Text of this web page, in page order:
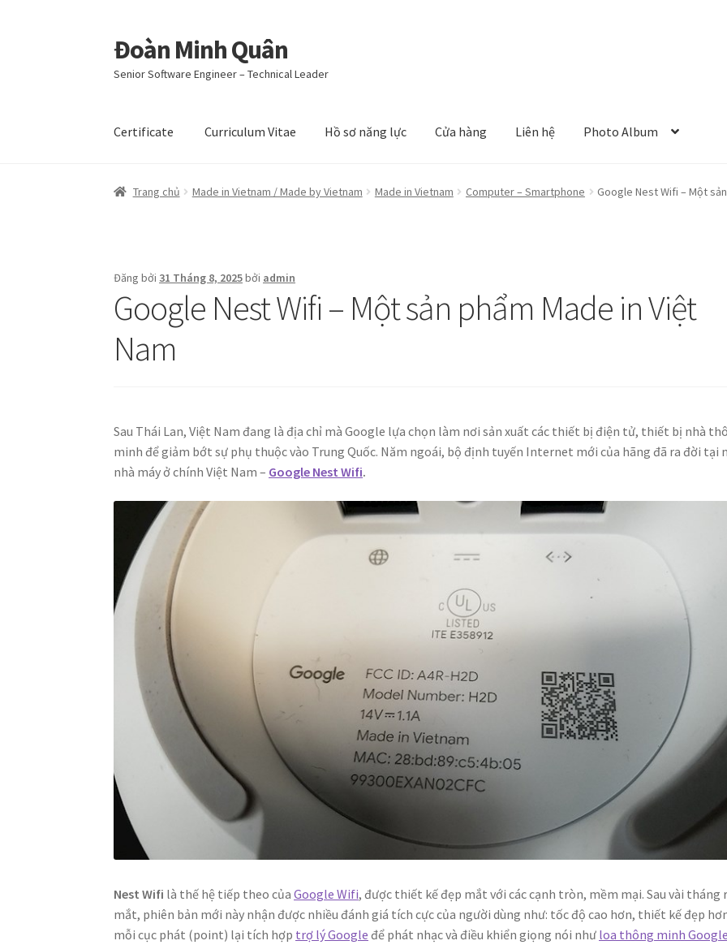
Đi
đến
Điều
Chuyển
đến
nội
Đoàn Minh Quân
Senior Software Engineer – Technical Leader
Certificate Curriculum Vitae Hồ sơ năng lực Cửa hàng Liên hệ Photo Album
Trang chủ Made in Vietnam / Made by Vietnam Made in Vietnam Computer – Smartphone Google Nest Wifi – Một
Đăng bởi 31 Tháng 8, 2025bởi admin
Google Nest Wifi – Một sản phẩm Made in Việt
Nam
Sau Thái Lan, Việt Nam đang là địa chỉ mà Google lựa chọn làm nơi sản xuất các thiết bị điện tử, thiết bị nhà
minh để giảm bớt sự phụ thuộc vào Trung Quốc. Năm ngoái, bộ định tuyến Internet mới của hãng đã ra đời tại
nhà máy ở chính Việt Nam – Google Nest Wifi.
Nest Wifi là thế hệ tiếp theo củaGoogle Wifi, được thiết kế đẹp mắt với các cạnh tròn, mềm mại. Sau vài tháng
mắt, phiên bản mới này nhận được nhiều đánh giá tích cực của người dùng như: tốc độ cao hơn, thiết kế đẹp
mỗi cục phát (point) lại tích hợp trợ lý Google để phát nhạc và điều khiển giọng nói như loa thông minh Google